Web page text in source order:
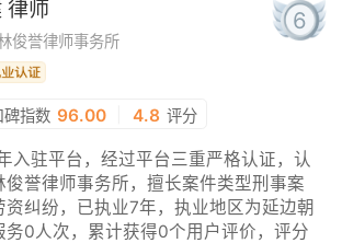
律师
俊誉律师事务所
6
碑指数 96.00 4.8 评分
入驻平台，经过平台三重严格认证，认
誉律师事务所，擅长案件类型刑事案
纠纷，已执业7年，执业地区为延边朝
务0人次，累计获得0个用户评价，评分